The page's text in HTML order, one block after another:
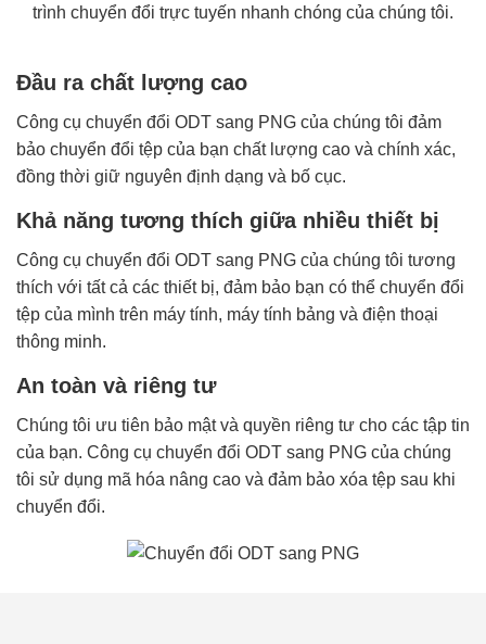
trình chuyển đổi trực tuyến nhanh chóng của chúng tôi.
Đầu ra chất lượng cao
Công cụ chuyển đổi ODT sang PNG của chúng tôi đảm
bảo chuyển đổi tệp của bạn chất lượng cao và chính xác,
đồng thời giữ nguyên định dạng và bố cục.
Khả năng tương thích giữa nhiều thiết bị
Công cụ chuyển đổi ODT sang PNG của chúng tôi tương
thích với tất cả các thiết bị, đảm bảo bạn có thể chuyển đổi
tệp của mình trên máy tính, máy tính bảng và điện thoại
thông minh.
An toàn và riêng tư
Chúng tôi ưu tiên bảo mật và quyền riêng tư cho các tập tin
của bạn. Công cụ chuyển đổi ODT sang PNG của chúng
tôi sử dụng mã hóa nâng cao và đảm bảo xóa tệp sau khi
chuyển đổi.